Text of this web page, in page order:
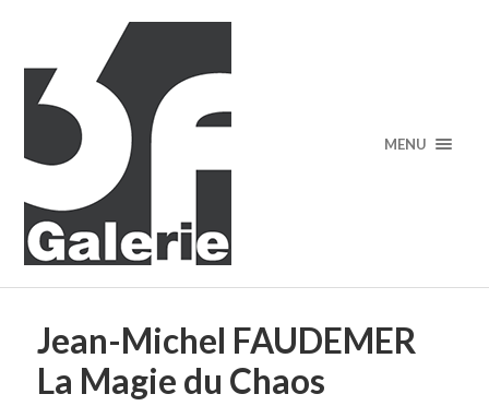
MENU
Jean-Michel FAUDEMER
La Magie du Chaos